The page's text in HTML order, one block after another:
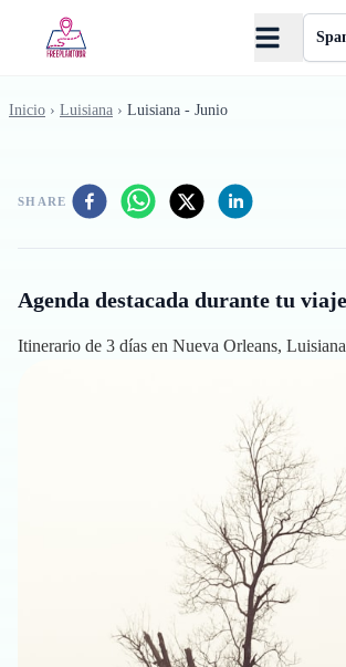
Inicio › Luisiana › Luisiana - Junio
SHARE
Agenda destacada durante tu viaje
Itinerario de 3 días en Nueva Orleans,